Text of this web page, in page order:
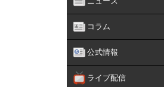
コラム
公式情報
ライブ配信